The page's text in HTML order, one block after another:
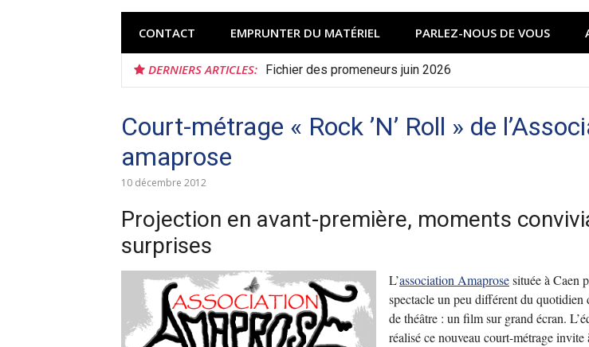
CONTACT EMPRUNTER DU MATÉRIEL PARLEZ-NOUS DE VOUS
DERNIERS ARTICLES: Fichier des promeneurs juin 2026
Court-métrage « Rock ’N’ Roll » de
amaprose
10 décembre 2012
Projection en avant-première, moments
surprises
L’association Amaprosesituée à Caen
spectacle un peu différent du quotidien
de théâtre : un film sur grand écran.
réalisé ce nouveau court-métrage invite